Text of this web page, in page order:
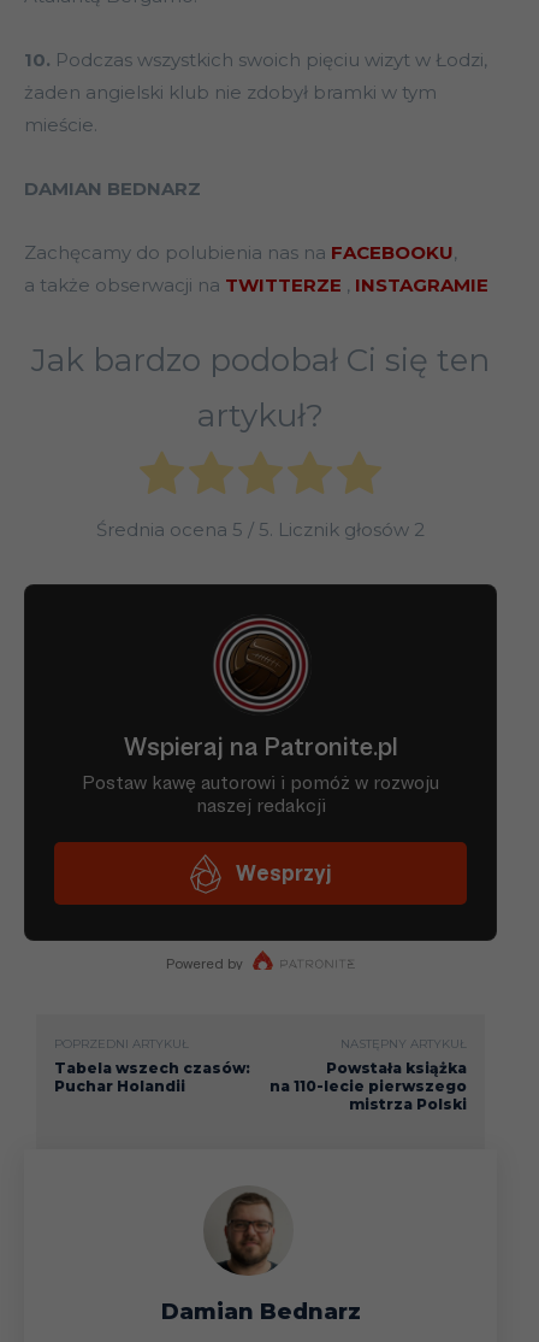
10. Podczas wszystkich swoich pięciu wizyt w Łodzi,
żaden angielski klub nie zdobył bramki w tym
mieście.
DAMIAN BEDNARZ
Zachęcamy do polubienia nas na FACEBOOKU,
a także obserwacji na TWITTERZE , INSTAGRAMIE
Jak bardzo podobał Ci się ten
artykuł?
Średnia ocena 5 / 5. Licznik głosów 2
POPRZEDNI ARTYKUŁ
Tabela wszech czasów:
Puchar Holandii
NASTĘPNY ARTYKUŁ
Powstała książka
na 110-lecie pierwszego
mistrza Polski
Damian Bednarz